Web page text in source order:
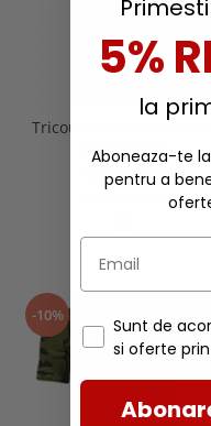
Tricou polo Helly Hansen
Classic Polo
152,00 RON
129,20 RON
-10%
5%
la
Aboneaza-te
pentru a
Sunt de
si oferte